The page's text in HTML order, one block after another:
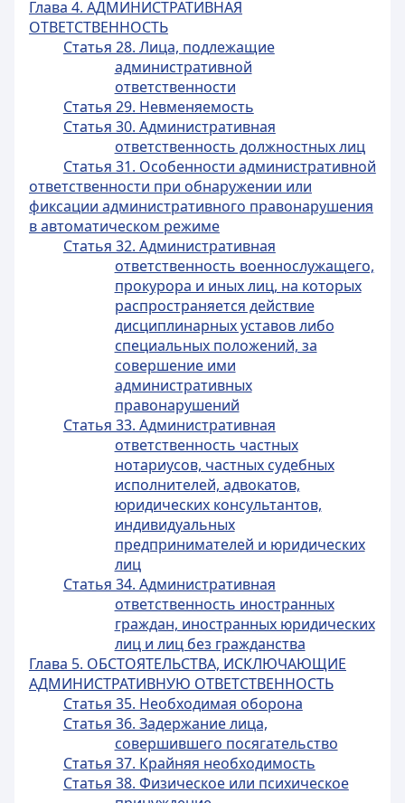
Глава 4. АДМИНИСТРАТИВНАЯ
ОТВЕТСТВЕННОСТЬ
Статья 28. Лица, подлежащие
административной
ответственности
Статья 29. Невменяемость
Статья 30. Административная
ответственность должностных лиц
Статья 31. Особенности административной
ответственности при обнаружении или
фиксации административного правонарушения
в автоматическом режиме
Статья 32. Административная
ответственность военнослужащего,
прокурора и иных лиц, на которых
распространяется действие
дисциплинарных уставов либо
специальных положений, за
совершение ими
административных
правонарушений
Статья 33. Административная
ответственность частных
нотариусов, частных судебных
исполнителей, адвокатов,
юридических консультантов,
индивидуальных
предпринимателей и юридических
лиц
Статья 34. Административная
ответственность иностранных
граждан, иностранных юридических
лиц и лиц без гражданства
Глава 5. ОБСТОЯТЕЛЬСТВА, ИСКЛЮЧАЮЩИЕ
АДМИНИСТРАТИВНУЮ ОТВЕТСТВЕННОСТЬ
Статья 35. Необходимая оборона
Статья 36. Задержание лица,
совершившего посягательство
Статья 37. Крайняя необходимость
Статья 38. Физическое или психическое